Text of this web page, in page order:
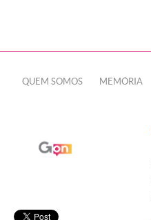
QUEM SOMOS MEMÓRIA